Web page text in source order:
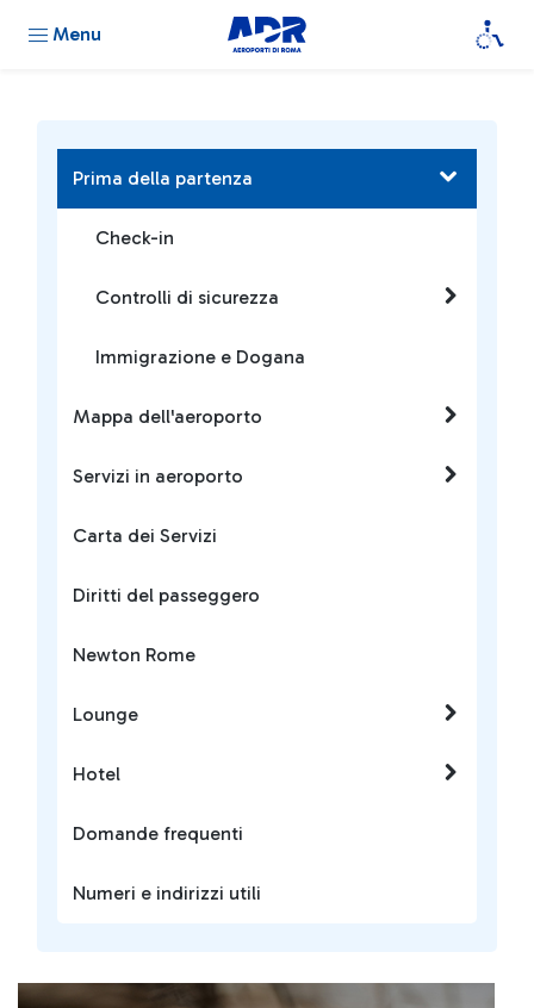
Menu
Prima della partenza
Check-in
Controlli di sicurezza
Immigrazione e Dogana
Mappa dell'aeroporto
Servizi in aeroporto
Carta dei Servizi
Diritti del passeggero
Newton Rome
Lounge
Hotel
Domande frequenti
Numeri e indirizzi utili